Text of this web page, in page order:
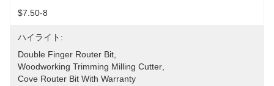
$7.50-8
ハイライト:
Double Finger Router Bit
Woodworking Trimming Milling Cutter
Cove Router Bit With Warranty